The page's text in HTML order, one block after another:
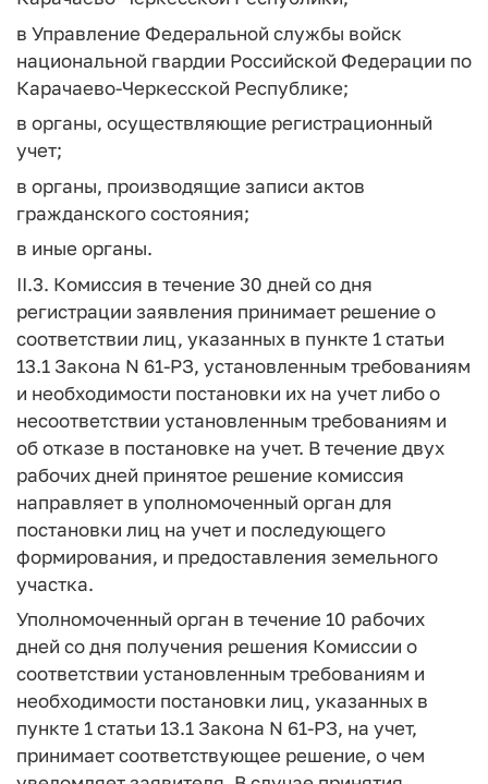
в Управление Федеральной службы войск
национальной гвардии Российской Федерации по
Карачаево-Черкесской Республике;
в органы, осуществляющие регистрационный
учет;
в органы, производящие записи актов
гражданского состояния;
в иные органы.
II.3. Комиссия в течение 30 дней со дня
регистрации заявления принимает решение о
соответствии лиц, указанных в пункте 1 статьи
13.1 Закона N 61-РЗ, установленным требованиям
и необходимости постановки их на учет либо о
несоответствии установленным требованиям и
об отказе в постановке на учет. В течение двух
рабочих дней принятое решение комиссия
направляет в уполномоченный орган для
постановки лиц на учет и последующего
формирования, и предоставления земельного
участка.
Уполномоченный орган в течение 10 рабочих
дней со дня получения решения Комиссии о
соответствии установленным требованиям и
необходимости постановки лиц, указанных в
пункте 1 статьи 13.1 Закона N 61-РЗ, на учет,
принимает соответствующее решение, о чем